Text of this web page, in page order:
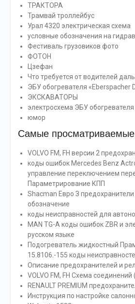
ТРАКТОРА
Трамвай троллейбус
Урал 4320 электрическая схема
условные обозначения на
Фестиваль грузовиков фото
ФОТОН
Цзефан
Что требуется от водителей
ЭБУ обогревателя «Eberspacher
ЭКСКАВАТОРЫ
электросхема ЭБУ обогревателя
юмор
Cамые просматриваемые
VOLVO FM, FH версии 2
коды ошибок Mercedes Benz
управление переключением
Параметрирование КПП
Shacman Евро З предохранители
обозначение
коды неисправностей для
MAN TG-A коды ошибок ZBR и
русском языке
Подогреватель жидкостный
15.8106.-155 коды
Описание предохранителей и
VOLVO FM, FH Схема соединений
RENAULT PREMIUM
Инструкция по настройке